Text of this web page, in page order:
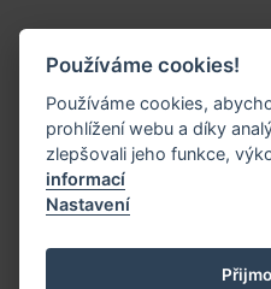
Vaše doplňující dotazy k
prosím na
Tvorba webových
Copyright ©2025
Používáme cookies!
Používáme cookies,
prohlížení webu a díky
zlepšovali jeho funkce,
informací
Nastavení